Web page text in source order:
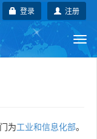
注册
登录
为工业和信息化部。